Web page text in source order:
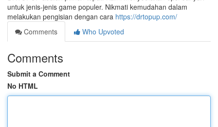
untuk jenis-jenis game populer. Nikmati kemudahan dalam
melakukan pengisian dengan cara https://drtopup.com/
Comments
Who Upvoted
Comments
Submit a Comment
No HTML